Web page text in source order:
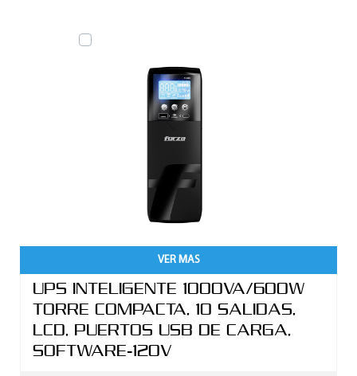
VER MAS
UPS INTELIGENTE 1000VA/600W
TORRE COMPACTA, 10 SALIDAS,
LCD, PUERTOS USB DE CARGA,
SOFTWARE-120V